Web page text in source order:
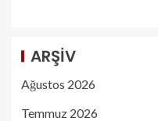
ARŞIV
Ağustos 2026
Temmuz 2026